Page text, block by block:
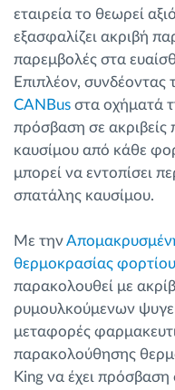
εταιρεία το θεωρεί
εξασφαλίζει ακριβή
παρεμβολές στα
Επιπλέον, συνδέοντας
CANBus στα οχήματά
πρόσβαση σε
καυσίμου από κάθε
μπορεί να εντοπίσει
σπατάλης καυσίμου.
Με την
θερμοκρασίας φορτίου
παρακολουθεί με
ρυμουλκούμενων
μεταφορές
παρακολούθησης
King να έχει